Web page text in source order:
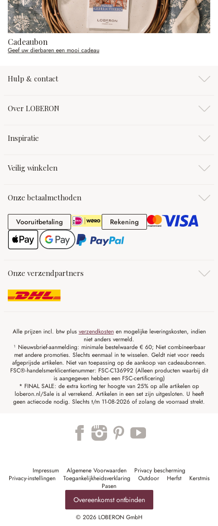
Cadeaubon
Geef uw dierbaren een mooi cadeau
Hulp & contact
Over LOBERON
Inspiratie
Veilig winkelen
Onze betaalmethoden
VooruitbetalingVooruitbetaling RekeningRekening
Onze verzendpartners
Alle prijzen incl. btw plus verzendkostenen mogelijke leveringskosten, indien
niet anders vermeld.
¹ Nieuwsbrief-aanmelding: minimale bestelwaarde € 60; Niet combineerbaar
met andere promoties. Slechts eenmaal in te wisselen. Geldt niet voor reeds
afgeprijsde artikelen. Niet van toepassing op de aankoop van cadeaubonnen.
FSC®-handelsmerklicentienummer: FSC-C136992 (Alleen producten waarbij dit
is aangegeven hebben een FSC-certificering)
* FINAL SALE: de extra korting ter hoogte van 25% op alle artikelen op
loberon.nl/Sale is al verrekend. Artikelen in een set zijn uitgesloten. U heeft
geen actiecode nodig. Slechts t/m 11-08-2026 of zolang de voorraad strekt.
Impressum Algemene Voorwaarden
Privacy bescherming
Privacy-instellingen
Toegankelijkheidsverklaring Outdoor Herfst
Kerstmis
Pasen
Overeenkomst ontbinden
© 2026 LOBERON GmbH